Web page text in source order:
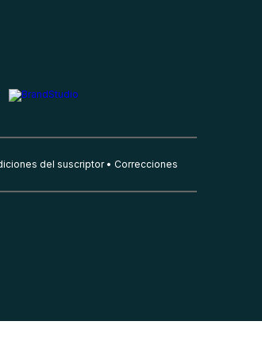
del suscriptor Correcciones